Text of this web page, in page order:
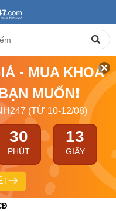
- MUA KHOÁ
MUỐN❗
(TỪ 10-12/08)
30
PHÚT
13
GIÂY